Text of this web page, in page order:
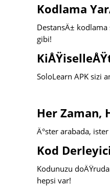
Kodlama
DestansÄ±
gibi!
SoloLearn APK sizi
Her Zaman,
Ä°ster arabada,
Kod
Kodunuzu
hepsi var!